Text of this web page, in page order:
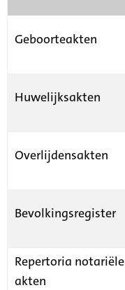
Geboorteakten
Huwelijksakten
Overlijdensakten
Bevolkingsregister
Repertoria notariële
akten